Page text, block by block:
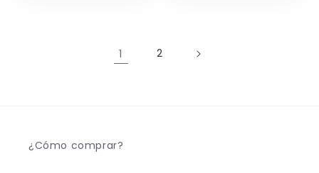
1 2
¿Cómo comprar?